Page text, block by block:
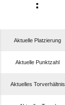
:
Aktuelle Platzierung
Aktuelle Punktzahl
Aktuelles Torverhältnis